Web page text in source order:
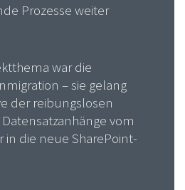
Prozesse weiter
war die
– sie gelang
der reibungslosen
vom
in die neue SharePoint-